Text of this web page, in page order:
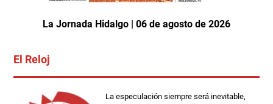
La Jornada Hidalgo | 06 de agosto de 2026
El Reloj
La especulación siempre será inevitable,